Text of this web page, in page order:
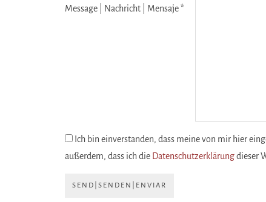
Message | Nachricht | Mensaje *
Ich bin einverstanden, dass meine von mir hier
außerdem, dass ich die Datenschutzerklärungdieser
SEND|SENDEN|ENVIAR